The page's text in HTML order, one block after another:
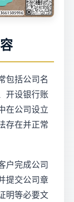
包括公司名
开设银行账
在公司设立
存在并正常
户完成公司
提交公司章
明等必要文